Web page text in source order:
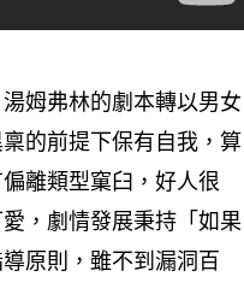
姆弗林的劇本轉以男女
的前提下保有自我，算
離類型窠臼，好人很
，劇情發展秉持「如果
原則，雖不到漏洞百